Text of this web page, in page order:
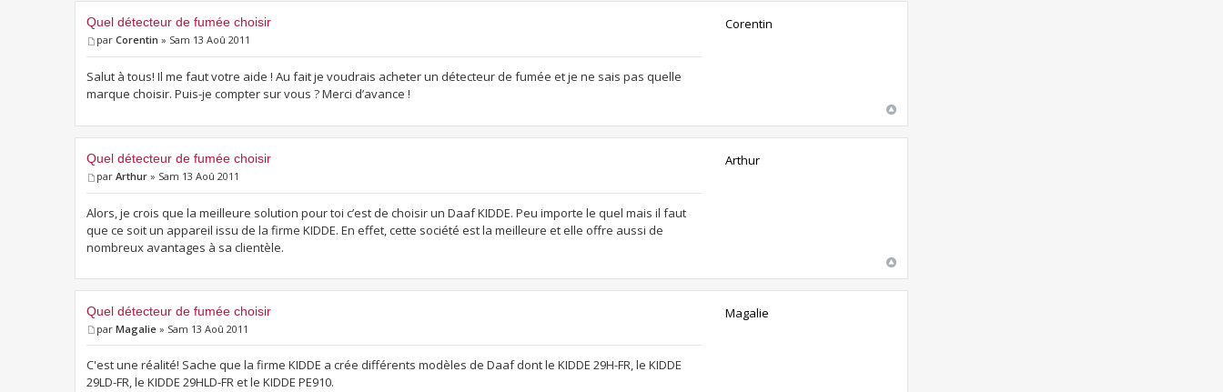
Quel détecteur de fumée choisir
par Corentin » Sam 13 Aoû 2011
Salut à tous! Il me faut votre aide ! Au fait je voudrais acheter un détecteur de fumée et je ne sais pas quelle
marque choisir. Puis-je compter sur vous ? Merci d’avance !
Corentin
Quel détecteur de fumée choisir
par Arthur » Sam 13 Aoû 2011
Alors, je crois que la meilleure solution pour toi c’est de choisir un Daaf KIDDE. Peu importe le quel mais il faut
que ce soit un appareil issu de la firme KIDDE. En effet, cette société est la meilleure et elle offre aussi de
nombreux avantages à sa clientèle.
Arthur
Quel détecteur de fumée choisir
par Magalie » Sam 13 Aoû 2011
C'est une réalité! Sache que la firme KIDDE a crée différents modèles de Daaf dont le KIDDE 29H-FR, le KIDDE
29LD-FR, le KIDDE 29HLD-FR et le KIDDE PE910.
Magalie